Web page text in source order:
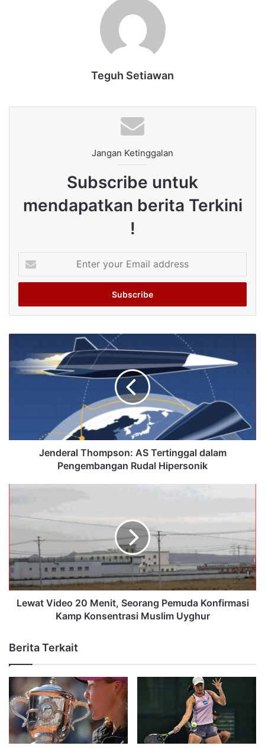
Teguh Setiawan
Jangan Ketinggalan
Subscribe untuk
mendapatkan berita Terkini
!
your
Email
Jenderal Thompson: AS Tertinggal dalam
Pengembangan Rudal Hipersonik
Lewat Video 20 Menit, Seorang Pemuda Konfirmasi
Kamp Konsentrasi Muslim Uyghur
Berita Terkait